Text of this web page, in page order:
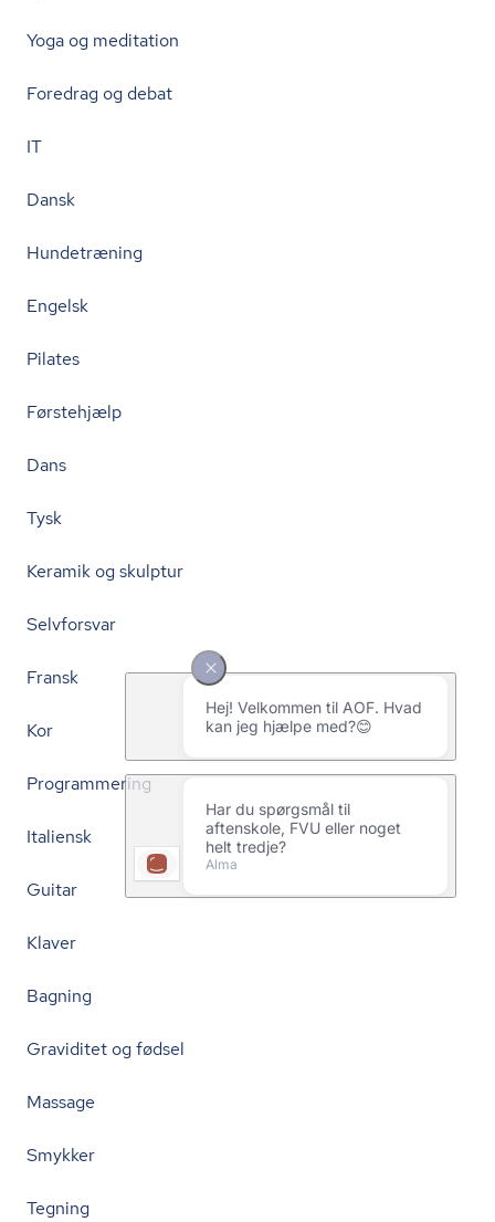
Yoga og meditation
Foredrag og debat
IT
Dansk
Hundetræning
Engelsk
Pilates
Førstehjælp
Dans
Tysk
Keramik og skulptur
Selvforsvar
Fransk
Kor
Programmering
Italiensk
Guitar
Klaver
Bagning
Graviditet og fødsel
Massage
Smykker
Tegning